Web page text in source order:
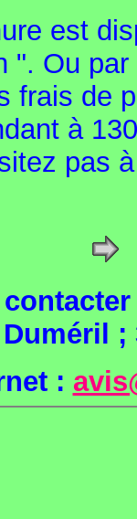
est
". Ou
frais de
à
pas
;
: